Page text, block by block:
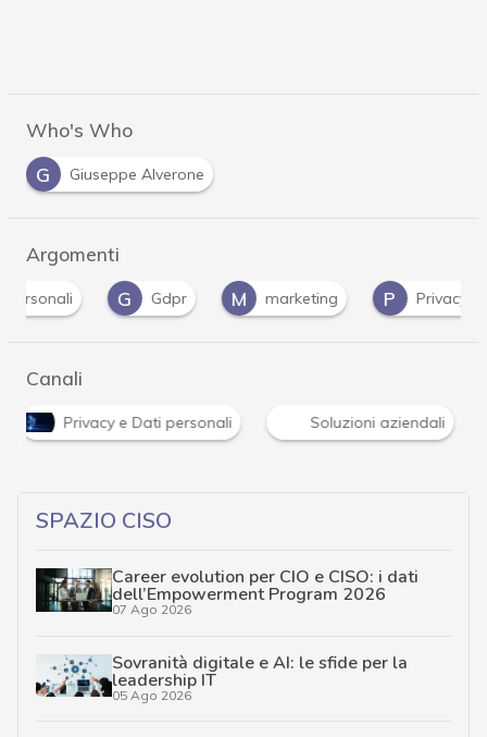
Who's Who
G
Giuseppe Alverone
Argomenti
G Gdpr M marketing P Privacy
Canali
Privacy e Dati personali Soluzioni aziendali
SPAZIO CISO
Career evolution per CIO e CISO: i dati
dell’Empowerment Program 2026
07 Ago 2026
Sovranità digitale e AI: le sfide per la
leadership IT
05 Ago 2026